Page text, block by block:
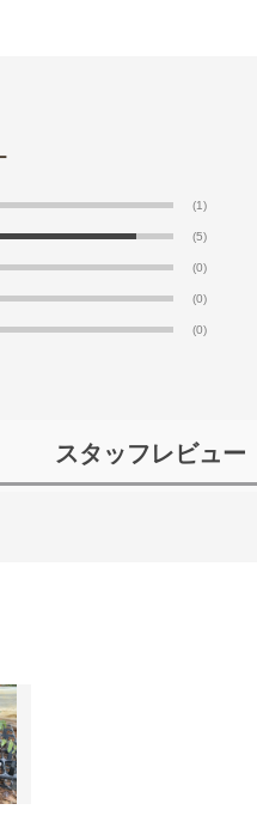
(1)
(5)
(0)
(0)
(0)
スタッフレビュー